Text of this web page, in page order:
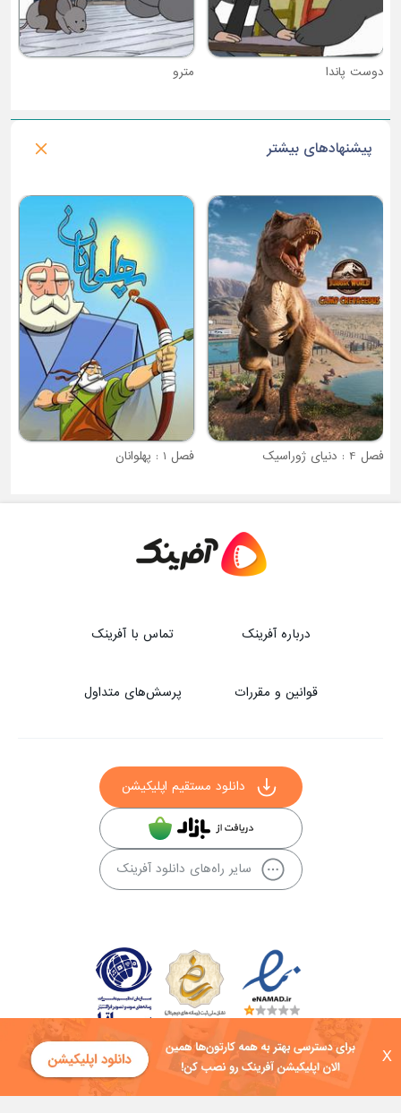
X
دوست پاندا مترو
پیشنهادهای بیشتر
فصل 4 : دنیای ژوراسیک فصل 1 : پهلوانان
درباره آفرینک تماس با آفرینک
قوانین و مقررات پرسش‌های متداول
دانلود مستقیم اپلیکیشن
سایر راه‌های دانلود آفرینک
کلیه حقوق این سایت به شرکت توسعه فناوی هفت آسمان توکان تعلق دارد و